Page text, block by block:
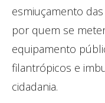
esmiuçamento
por quem se
equipamento
filantrópicos e
cidadania.